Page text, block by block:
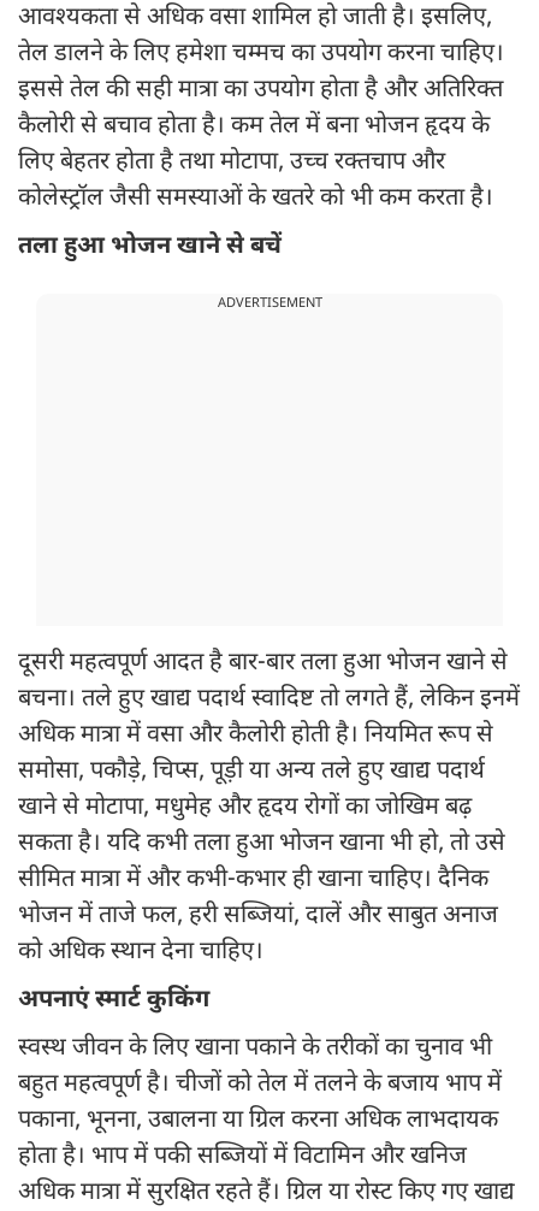
आवश्यकता से अधिक वसा शामिल हो जाती है। इसलिए,
तेल डालने के लिए हमेशा चम्मच का उपयोग करना चाहिए।
इससे तेल की सही मात्रा का उपयोग होता है और अतिरिक्त
कैलोरी से बचाव होता है। कम तेल में बना भोजन हृदय के
लिए बेहतर होता है तथा मोटापा, उच्च रक्तचाप और
कोलेस्ट्रॉल जैसी समस्याओं के खतरे को भी कम करता है।
तला हुआ भोजन खाने से बचें
ADVERTISEMENT
दूसरी महत्वपूर्ण आदत है बार-बार तला हुआ भोजन खाने से
बचना। तले हुए खाद्य पदार्थ स्वादिष्ट तो लगते हैं, लेकिन इनमें
अधिक मात्रा में वसा और कैलोरी होती है। नियमित रूप से
समोसा, पकौड़े, चिप्स, पूड़ी या अन्य तले हुए खाद्य पदार्थ
खाने से मोटापा, मधुमेह और हृदय रोगों का जोखिम बढ़
सकता है। यदि कभी तला हुआ भोजन खाना भी हो, तो उसे
सीमित मात्रा में और कभी-कभार ही खाना चाहिए। दैनिक
भोजन में ताजे फल, हरी सब्जियां, दालें और साबुत अनाज
को अधिक स्थान देना चाहिए।
अपनाएं स्मार्ट कुकिंग
स्वस्थ जीवन के लिए खाना पकाने के तरीकों का चुनाव भी
बहुत महत्वपूर्ण है। चीजों को तेल में तलने के बजाय भाप में
पकाना, भूनना, उबालना या ग्रिल करना अधिक लाभदायक
होता है। भाप में पकी सब्जियों में विटामिन और खनिज
अधिक मात्रा में सुरक्षित रहते हैं। ग्रिल या रोस्ट किए गए खाद्य